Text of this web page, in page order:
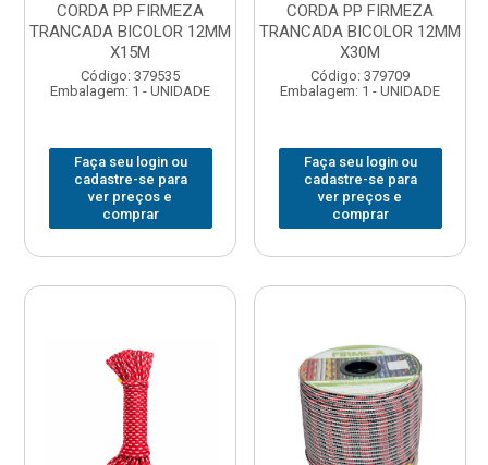
CORDA PP FIRMEZA
TRANCADA BICOLOR 12MM
X15M
Código: 379535
Embalagem: 1 - UNIDADE
Faça seu login ou
cadastre-se para
ver preços e
comprar
CORDA PP FIRMEZA
TRANCADA BICOLOR 12MM
X30M
Código: 379709
Embalagem: 1 - UNIDADE
Faça seu login ou
cadastre-se para
ver preços e
comprar